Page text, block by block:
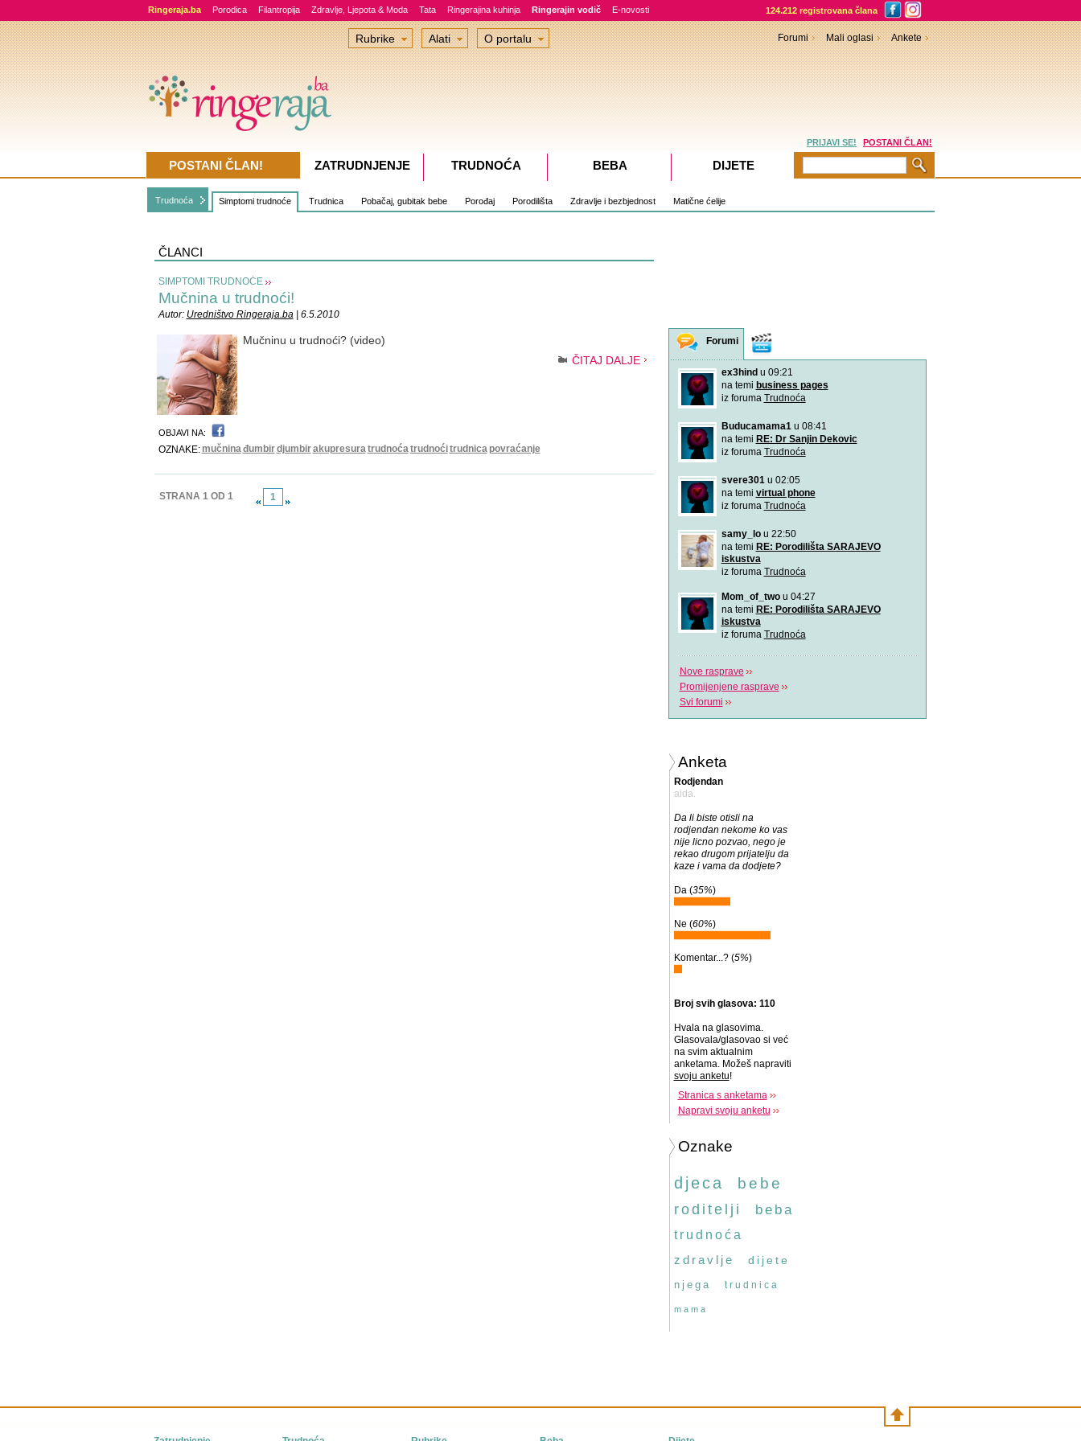
Ringeraja.ba Porodica Filantropija Zdravlje, Ljepota & Moda Tata Ringerajina kuhinja Ringerajin vodič E-novosti 124.212 registrovana člana
Trudnoća Simptomi trudnoće Trudnica Pobačaj, gubitak bebe Porođaj Porodilišta Zdravlje i bezbjednost Matične ćelije
ČLANCI
SIMPTOMI TRUDNOĆE
Mučnina u trudnoći!
Autor: Uredništvo Ringeraja.ba| 6.5.2010
Mučninu u trudnoći? (video)
ČITAJ DALJE
OBJAVI NA:
OZNAKE: mučninađumbirdjumbirakupresuratrudnoćatrudnoćitrudnica povraćanje
STRANA 1 OD 1 1
Forumi
ex3hind u 09:21
na temi business pages
iz foruma Trudnoća
Buducamama1u 08:41
na temi RE: Dr Sanjin Dekovic
iz foruma Trudnoća
svere301u 02:05
na temi virtual phone
iz foruma Trudnoća
samy_lou 22:50
na temi RE: Porodilišta SARAJEVO
iskustva
iz foruma Trudnoća
Mom_of_twou 04:27
na temi RE: Porodilišta SARAJEVO
iskustva
iz foruma Trudnoća
Nove rasprave
Promijenjene rasprave
Svi forumi
Anketa
Rodjendan
aida.
Da li biste otisli na
rodjendan nekome ko vas
nije licno pozvao, nego je
rekao drugom prijatelju da
kaze i vama da dodjete?
Da (35%)
Ne (60%)
Komentar...? (5%)
Broj svih glasova: 110
Hvala na glasovima.
Glasovala/glasovao si već
na svim aktualnim
anketama. Možeš napraviti
svoju anketu!
Stranica s anketama
Napravi svoju anketu
Oznake
djeca bebe
roditelji beba
trudnoća
zdravlje
dijete
njega trudnica
mama
Rubrike Alati O portalu Forumi Mali oglasi Ankete
PRIJAVI SE! POSTANI ČLAN!
POSTANI ČLAN! ZATRUDNJENJE TRUDNOĆA BEBA DIJETE